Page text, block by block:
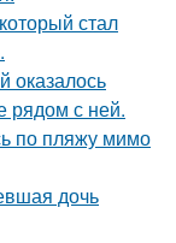
стал
оказалось
рядом с ней.
по пляжу мимо
дочь